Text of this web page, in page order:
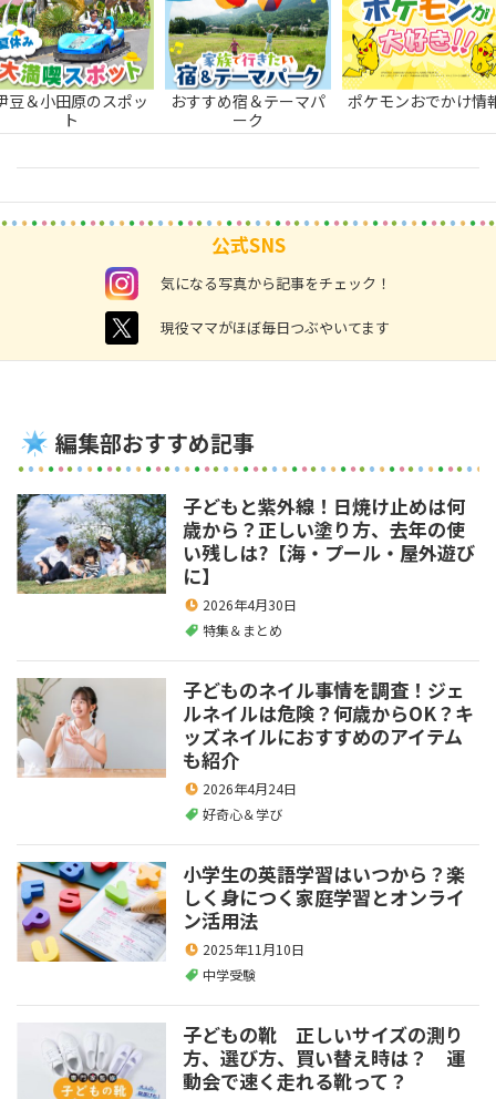
豆＆小田原のスポッ
ト
おすすめ宿＆テーマパ
ーク
ポケモンおでかけ情
公式SNS
instagram 気になる写真から記事をチェック！
twitter 現役ママがほぼ毎日つぶやいてます
編集部おすすめ記事
子どもと紫外線！日焼け止めは何
歳から？正しい塗り方、去年の使
い残しは?【海・プール・屋外遊び
に】
2026年4月30日
特集＆まとめ
子どものネイル事情を調査！ジェ
ルネイルは危険？何歳からOK？キ
ッズネイルにおすすめのアイテム
も紹介
2026年4月24日
好奇心＆学び
小学生の英語学習はいつから？楽
しく身につく家庭学習とオンライ
ン活用法
2025年11月10日
中学受験
子どもの靴 正しいサイズの測り
方、選び方、買い替え時は？ 運
動会で速く走れる靴って？